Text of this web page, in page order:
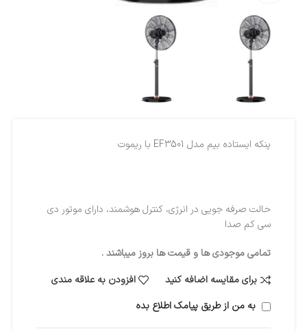
پنکه ایستاده بیم مدل EF3501 با ریموت
حالت صرفه جویی در انرژی، کنترل هوشمند، دارای موتور دی
سی کم صدا
تمامی موجودی ها و قیمت ها بروز میباشند .
برای مقایسه اضافه کنید
افزودن به علاقه مندی
به من از طریق پیامک اطلاع بده